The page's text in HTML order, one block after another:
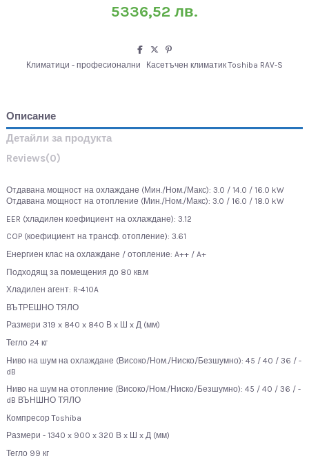
5336,52 лв.
Климатици - професионални Касетъчен климатик Toshiba RAV-S
Описание
Детайли за продукта
Reviews(0)
Отдавана мощност на охлаждане (Мин./Ном./Макс): 3.0 / 14.0 / 16.0 kW
Отдавана мощност на отопление (Мин./Ном./Макс): 3.0 / 16.0 / 18.0 kW
EER (хладилен коефициент на охлаждане): 3.12
COP (коефициент на трансф. отопление): 3.61
Енергиен клас на охлаждане / отопление: A++ / A+
Подходящ за помещения до 80 кв.м
Хладилен агент: R-410A
ВЪТРЕШНО ТЯЛО
Размери 319 x 840 x 840 В x Ш x Д (мм)
Тегло 24 кг
Ниво на шум на охлаждане (Високо/Ном./Ниско/Безшумно): 45 / 40 / 36 / -
dB
Ниво на шум на отопление (Високо/Ном./Ниско/Безшумно): 45 / 40 / 36 / -
dB ВЪНШНО ТЯЛО
Компресор Toshiba
Размери - 1340 x 900 x 320 В x Ш x Д (мм)
Тегло 99 кг